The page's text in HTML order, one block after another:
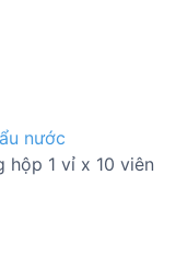
nước
hộp 1 vỉ x 10 viên